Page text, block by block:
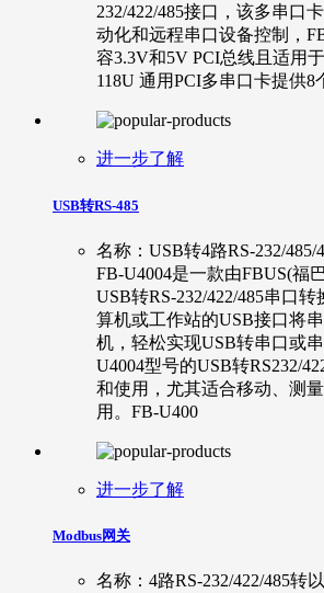
232/422/485接口，该多串口
动化和远程串口设备控制，
容3.3V和5V PCI总线且适用
118U 通用PCI多串口卡提供8
进一步了解
USB转RS-485
名称：USB转4路RS-232/485/
FB-U4004是一款由FBUS(福
USB转RS-232/422/485串口
算机或工作站的USB接口将
机，轻松实现USB转串口或
U4004型号的USB转RS232/
和使用，尤其适合移动、测
用。FB-U400
进一步了解
Modbus网关
名称：4路RS-232/422/485转